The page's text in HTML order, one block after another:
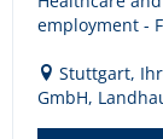
employment -
Stuttgart,
GmbH,